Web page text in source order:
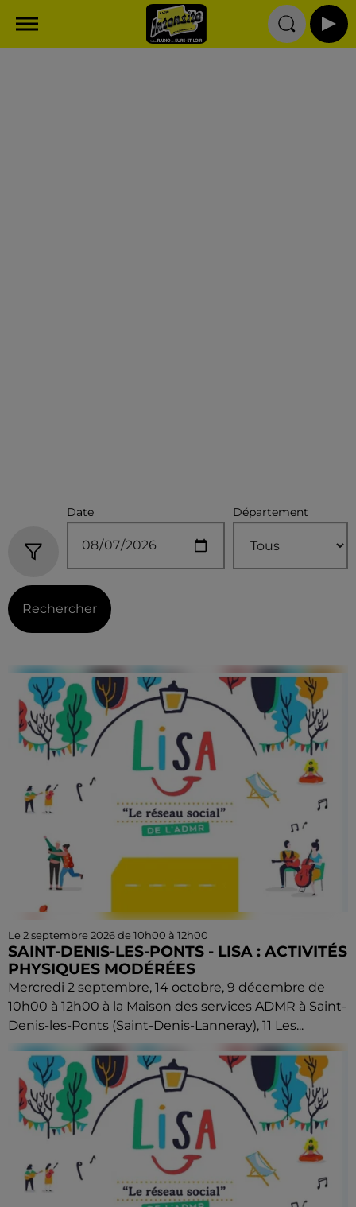
Date Département
Rechercher
Le 2 septembre 2026 de 10h00 à 12h00
SAINT-DENIS-LES-PONTS - LISA : ACTIVITÉS
PHYSIQUES MODÉRÉES
Mercredi 2 septembre, 14 octobre, 9 décembre de
10h00 à 12h00 à la Maison des services ADMR à Saint-
Denis-les-Ponts (Saint-Denis-Lanneray), 11 Les...